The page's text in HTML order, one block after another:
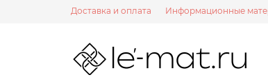
Доставка и оплата Информационные